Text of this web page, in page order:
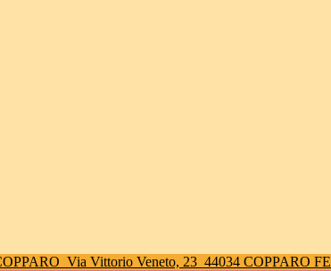
Via Vittorio Veneto, 23 44034 COPPARO FE